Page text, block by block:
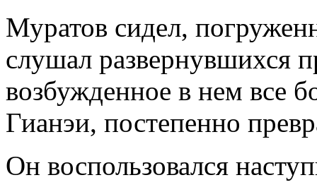
Муратов сидел,
слушал развернувшихся
возбужденное в нем все
Гианэи, постепенно
Он воспользовался